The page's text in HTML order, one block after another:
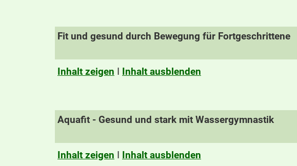
Fit und gesund durch Bewegung für Fortgeschrittene
Inhalt zeigen I Inhalt ausblenden
Aquafit - Gesund und stark mit Wassergymnastik
Inhalt zeigen I Inhalt ausblenden